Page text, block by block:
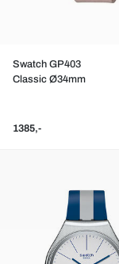
Swatch GP403
Classic Ø34mm
1385,-